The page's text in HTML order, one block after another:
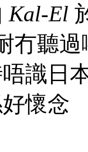
Kal-El
冇聽
識日
懷念